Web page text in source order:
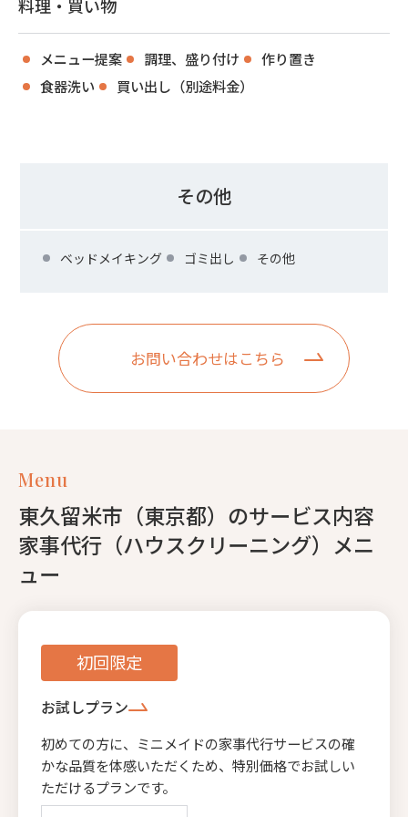
料理・買い物
メニュー提案 調理、盛り付け
作り置き
食器洗い
買い出し（別途料金）
その他
ベッドメイキング ゴミ出し その他
お問い合わせはこちら
Menu
東久留米市（東京都）のサービス内容
家事代行（ハウスクリーニング）メニ
ュー
初回限定
お試しプラン
初めての方に、ミニメイドの家事代行サービスの確
かな品質を体感いただくため、特別価格でお試しい
ただけるプランです。